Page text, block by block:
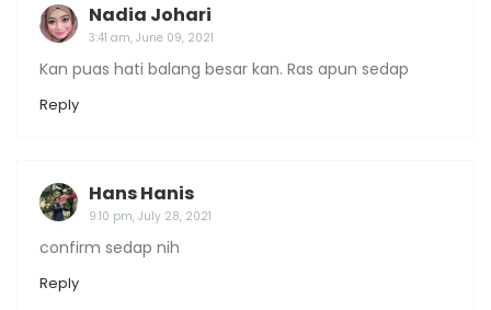
Nadia Johari
3:41 am, June 09, 2021
Kan puas hati balang besar kan. Ras apun sedap
Reply
Hans Hanis
9:10 pm, July 28, 2021
confirm sedap nih
Reply